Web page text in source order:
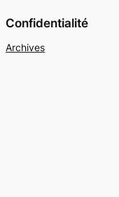
Confidentialité
Archives